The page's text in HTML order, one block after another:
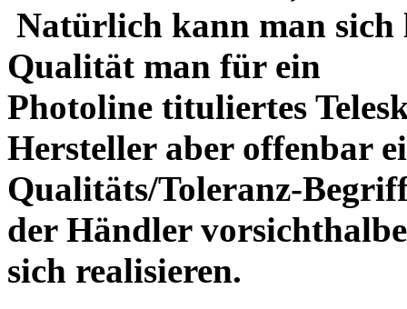
Natürlich kann man sich
Qualität man für ein
Photoline tituliertes
Hersteller aber offenbar
Qualitäts/Toleranz-
der Händler
sich realisieren.